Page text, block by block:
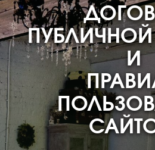
ПУБЛИЧНОЙ
И